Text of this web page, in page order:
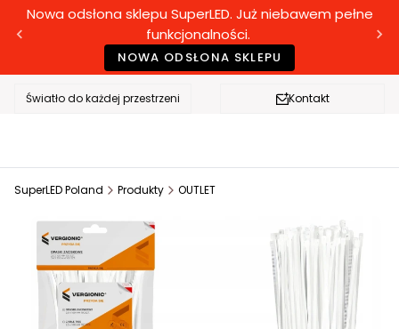
Nowa odsłona sklepu SuperLED. Już niebawem pełne
funkcjonalności.
NOWA ODSŁONA SKLEPU
Światło do każdej przestrzeni Kontakt
SuperLED Poland Produkty OUTLET